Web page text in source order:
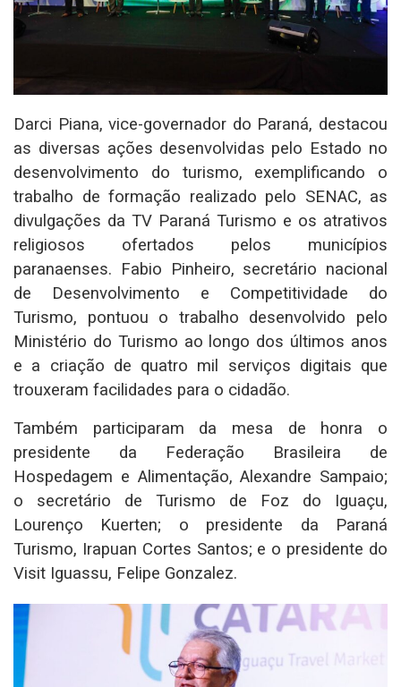
Darci Piana, vice-governador do Paraná, destacou
as diversas ações desenvolvidas pelo Estado no
desenvolvimento do turismo, exemplificando o
trabalho de formação realizado pelo SENAC, as
divulgações da TV Paraná Turismo e os atrativos
religiosos ofertados pelos municípios
paranaenses. Fabio Pinheiro, secretário nacional
de Desenvolvimento e Competitividade do
Turismo, pontuou o trabalho desenvolvido pelo
Ministério do Turismo ao longo dos últimos anos
e a criação de quatro mil serviços digitais que
trouxeram facilidades para o cidadão.
Também participaram da mesa de honra o
presidente da Federação Brasileira de
Hospedagem e Alimentação, Alexandre Sampaio;
o secretário de Turismo de Foz do Iguaçu,
Lourenço Kuerten; o presidente da Paraná
Turismo, Irapuan Cortes Santos; e o presidente do
Visit Iguassu, Felipe Gonzalez.